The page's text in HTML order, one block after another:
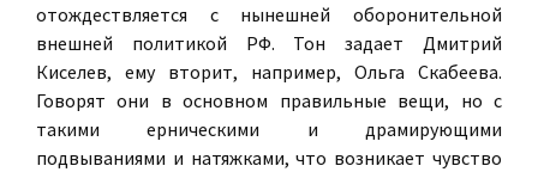
отождествляется с нынешней оборонительной
внешней политикой РФ. Тон задает Дмитрий
Киселев, ему вторит, например, Ольга Скабеева.
Говорят они в основном правильные вещи, но с
такими ерническими и драмирующими
подвываниями и натяжками, что возникает чувство